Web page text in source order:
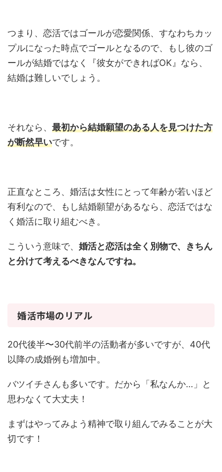
つまり、恋活ではゴールが恋愛関係、すなわちカッ
プルになった時点でゴールとなるので、もし彼のゴ
ールが結婚ではなく『彼女ができればOK』なら、
結婚は難しいでしょう。
それなら、 最初から結婚願望のある人を見つけた方
が断然早いです。
正直なところ、婚活は女性にとって年齢が若いほど
有利なので、もし結婚願望があるなら、恋活ではな
く婚活に取り組むべき。
こういう意味で、 婚活と恋活は全く別物で、きちん
と分けて考えるべきなんですね。
婚活市場のリアル
20代後半〜30代前半の活動者が多いですが、40代
以降の成婚例も増加中。
バツイチさんも多いです。だから「私なんか…」と
思わなくて大丈夫！
まずはやってみよう精神で取り組んでみることが大
切です！